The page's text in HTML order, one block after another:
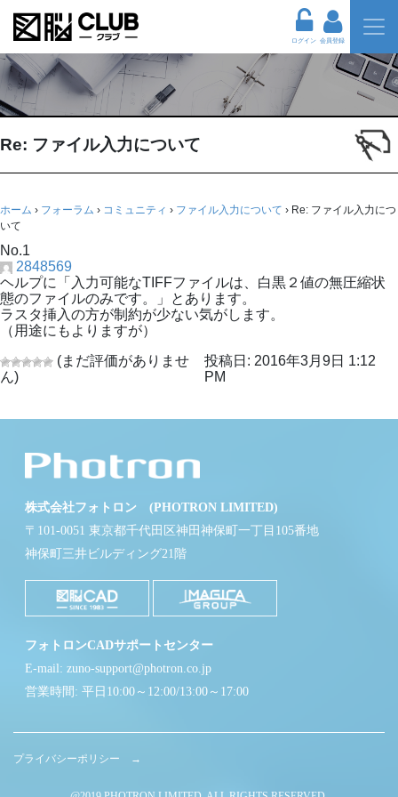
ログイン 会員登録
Re: ファイル入力について
ホーム › フォーラム › コミュニティ › ファイル入力について › Re: ファイル入力につ
いて
No.1
2848569
ヘルプに「入力可能なTIFFファイルは、白黒２値の無圧縮状
態のファイルのみです。」とあります。
ラスタ挿入の方が制約が少ない気がします。
（用途にもよりますが）
(まだ評価がありませ
ん)
投稿日: 2016年3月9日 1:12
PM
株式会社フォトロン (PHOTRON LIMITED)
〒101-0051 東京都千代田区神田神保町一丁目105番地
神保町三井ビルディング21階
フォトロンCADサポートセンター
E-mail: zuno-support@photron.co.jp
営業時間: 平日10:00～12:00/13:00～17:00
プライバシーポリシー →